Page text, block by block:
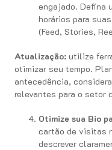
engajado. Defina
horários para
(Feed, Stories,
Atualização: utilize
otimizar seu tempo.
antecedência,
relevantes para o setor
Otimize sua Bio
cartão de visitas
descrever